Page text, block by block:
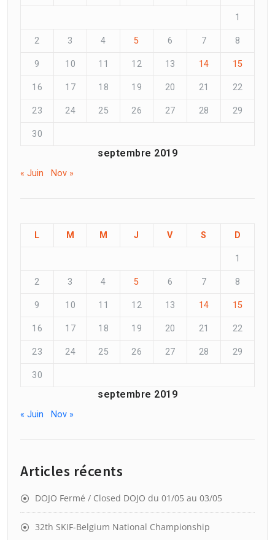
septembre 2019
1
2 3 4 5 6 7 8
9 10 11 12 13 14 15
16 17 18 19 20 21 22
23 24 25 26 27 28 29
30
« Juin Nov »
septembre 2019
L M M J V S D
1
2 3 4 5 6 7 8
9 10 11 12 13 14 15
16 17 18 19 20 21 22
23 24 25 26 27 28 29
30
« Juin Nov »
Articles récents
DOJO Fermé / Closed DOJO du 01/05 au 03/05
32th SKIF-Belgium National Championship